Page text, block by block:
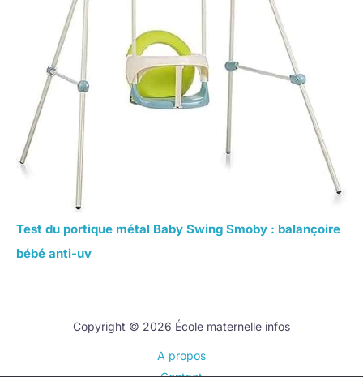
Test du portique métal Baby Swing Smoby : balançoire
bébé anti-uv
Copyright © 2026 École maternelle infos
A propos